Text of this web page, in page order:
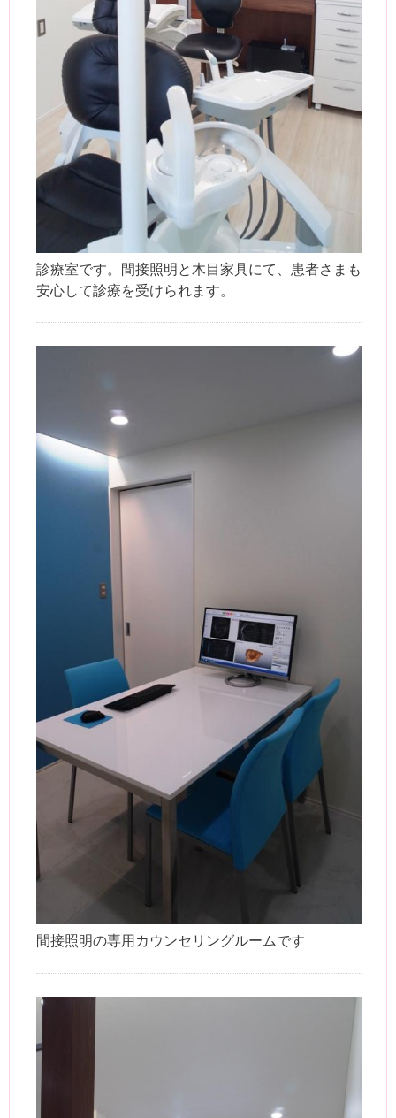
診療室です。間接照明と木目家具にて、患者さまも
安心して診療を受けられます。
間接照明の専用カウンセリングルームです